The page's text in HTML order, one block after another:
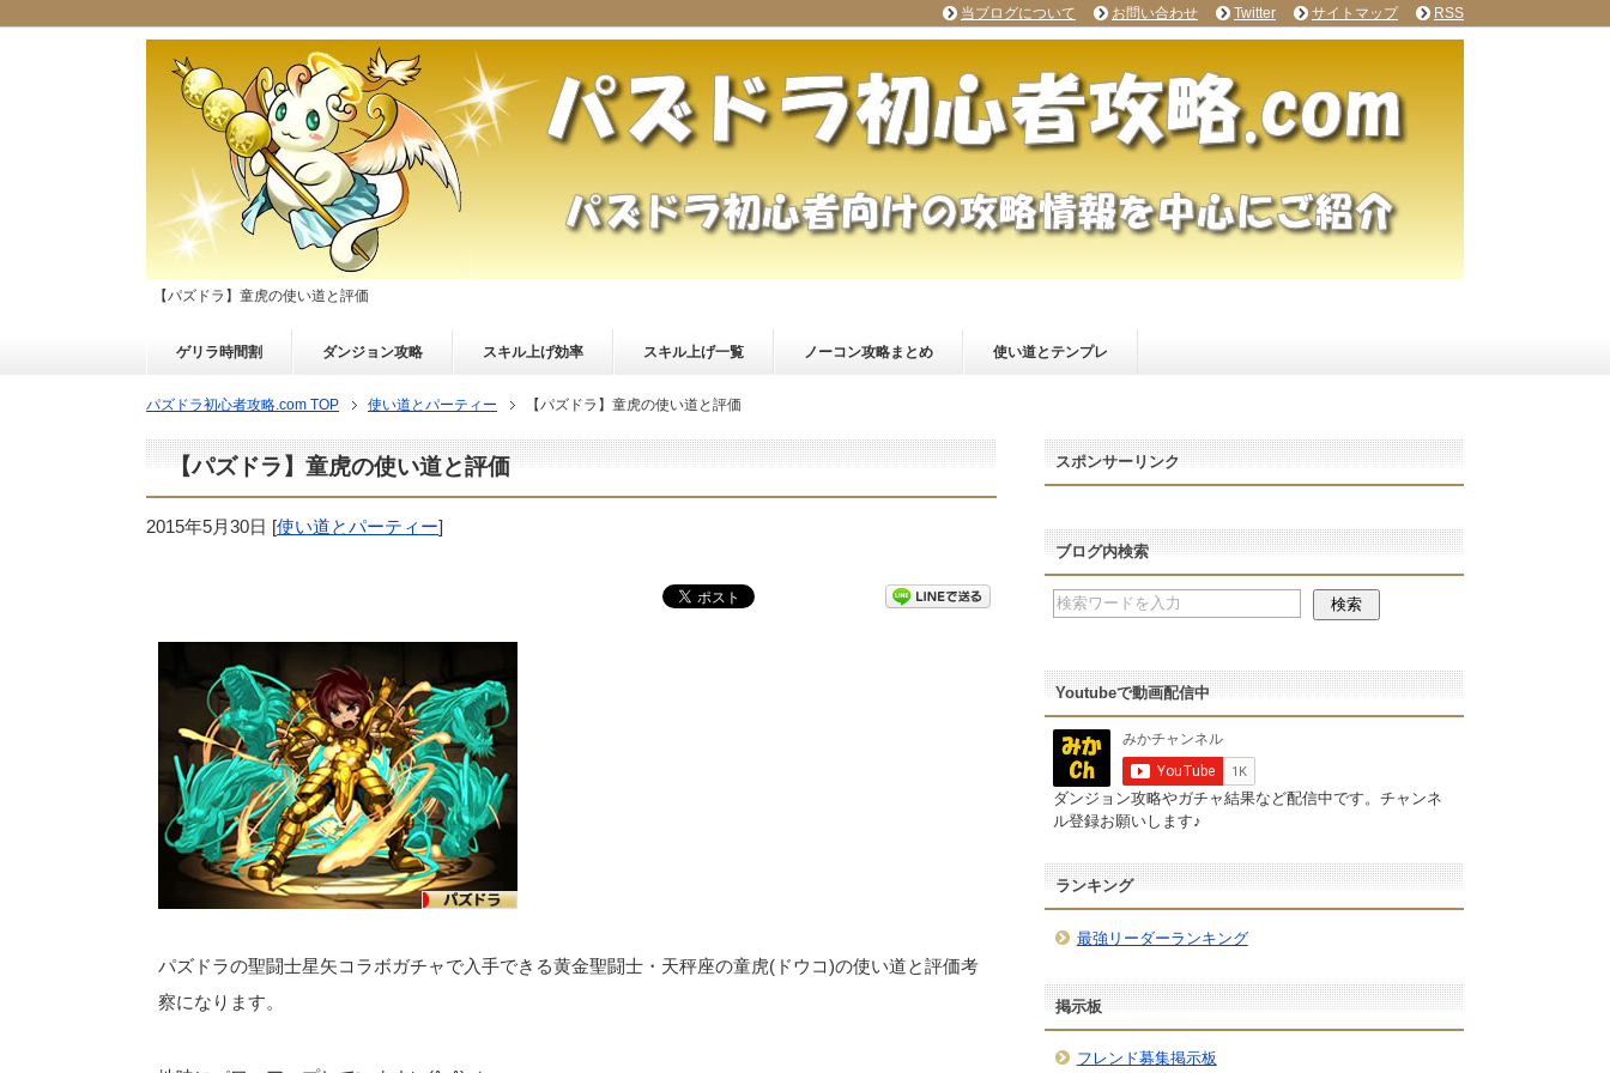
【パズドラ】童虎の使い道と評価
ゲリラ時間割 ダンジョン攻略 スキル上げ効率 スキル上げ一覧 ノーコン攻略まとめ 使い道とテンプレ
パズドラ初心者攻略.com TOP 使い道とパーティー 【パズドラ】童虎の使い道と評価
【パズドラ】童虎の使い道と評価
2015年5月30日 [使い道とパーティー]
パズドラの聖闘士星矢コラボガチャで入手できる黄金聖闘士・天秤座の童虎(ドウコ)の使い道と評価考
察になります。
スポンサーリンク
ブログ内検索
Youtubeで動画配信中
ダンジョン攻略やガチャ結果など配信中です。チャンネ
ル登録お願いします♪
ランキング
最強リーダーランキング
掲示板
フレンド募集掲示板
当ブログについて お問い合わせ Twitter サイトマップ RSS